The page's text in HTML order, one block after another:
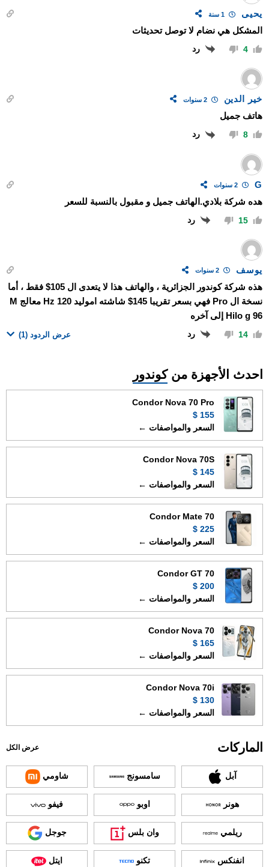
يحيى
المشكل هي نضام لا توصل تحديثات
4 رد
خير الدين 2 سنوات
هاتف جميل
8 رد
G
هده شركة بلادي.الهاتف جميل و مقبول بالنسبة للسعر
15 رد
يوسف
هذه شركة كوندور الجزائرية ، والهاتف هذا لا يتعدى ال 105$ فقط ، أما
نسخة ال Pro فهي بسعر تقريبا 145$ شاشته اموليد 120 Hz معالج M
Hilo g 96 إلى آخره
14 رد عرض الردود (1)
احدث الأجهزة منكوندور
Condor Nova 70 Pro
155 $
السعر والمواصفات ←
Condor Nova 70S
145 $
السعر والمواصفات ←
Condor Mate 70
225 $
السعر والمواصفات ←
Condor GT 70
200 $
السعر والمواصفات ←
Condor Nova 70
165 $
السعر والمواصفات ←
Condor Nova 70i
130 $
السعر والمواصفات ←
الماركات عرض الكل
آبل سامسونج شاومي
هونر اوبو فيفو
ريلمي وان بلس جوجل
انفنكس تكنو ايتل